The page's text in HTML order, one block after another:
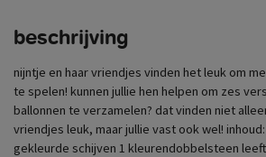
beschrijving
nijntje en haar vriendjes vinden het leuk om
te spelen! kunnen jullie hen helpen om zes
ballonnen te verzamelen? dat vinden niet
vriendjes leuk, maar jullie vast ook wel!
gekleurde schijven 1 kleurendobbelsteen